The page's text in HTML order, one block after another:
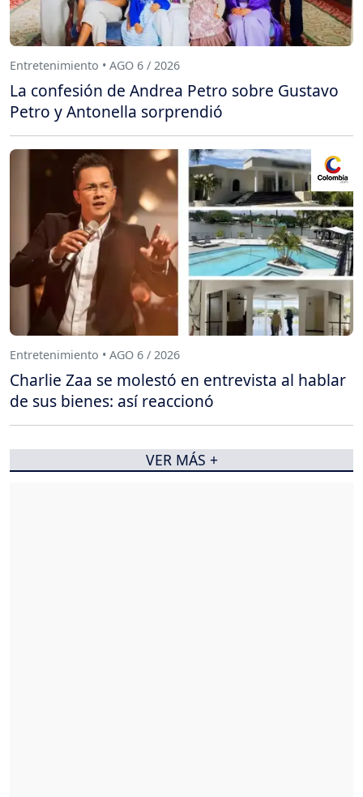
Entretenimiento • AGO 6 / 2026
La confesión de Andrea Petro sobre Gustavo
Petro y Antonella sorprendió
Entretenimiento • AGO 6 / 2026
Charlie Zaa se molestó en entrevista al hablar
de sus bienes: así reaccionó
VER MÁS +